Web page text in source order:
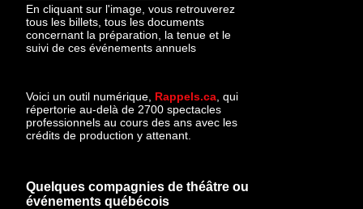
En cliquant sur l'image, vous retrouverez
tous les billets, tous les documents
concernant la préparation, la tenue et le
suivi de ces événements annuels
Voici un outil numérique, Rappels.ca , qui
répertorie au-delà de 2700 spectacles
professionnels au cours des ans avec les
crédits de production y attenant.
Quelques compagnies de théâtre ou
événements québécois